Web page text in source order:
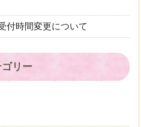
付時間変更について
リー